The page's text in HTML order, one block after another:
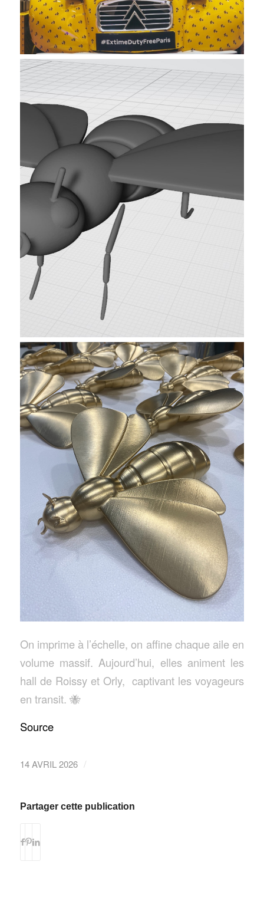
On imprime à l’échelle, on affine chaque aile en
volume massif. Aujourd’hui, elles animent les
hall de Roissy et Orly, captivant les voyageurs
en transit. 🐝
Source
14 AVRIL 2026 /
Partager cette publication